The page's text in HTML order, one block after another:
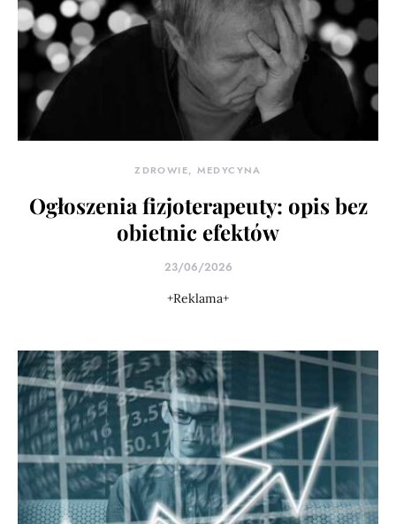
ZDROWIE, MEDYCYNA
Ogłoszenia fizjoterapeuty: opis bez
obietnic efektów
23/06/2026
+Reklama+